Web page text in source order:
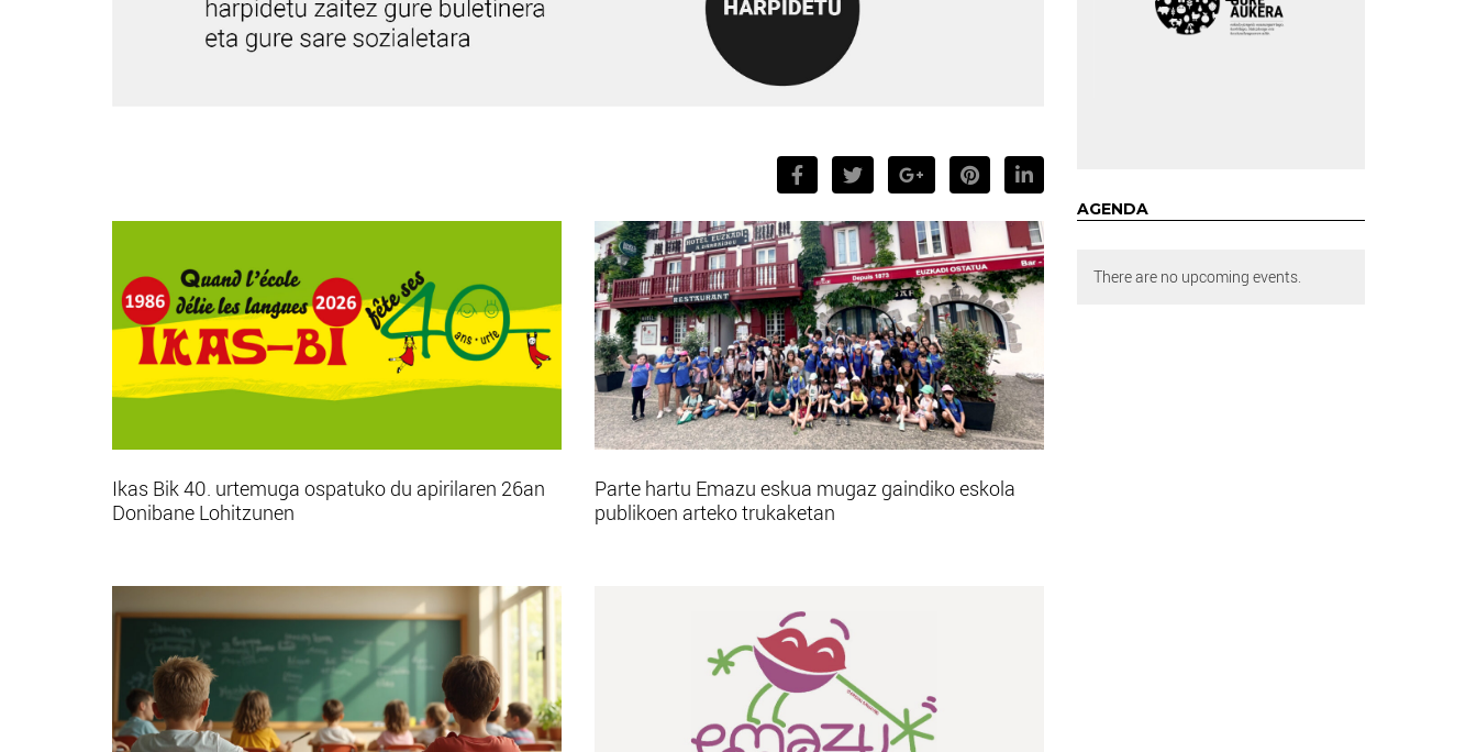
Ikas Bik 40. urtemuga ospatuko du apirilaren 26an
Donibane Lohitzunen
Parte hartu Emazu eskua mugaz gaindiko eskola
publikoen arteko trukaketan
AGENDA
There are no upcoming events.